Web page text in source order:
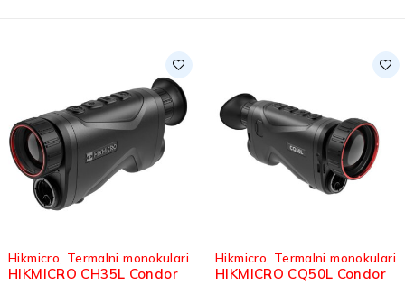
Hikmicro Termalni monokulari
HIKMICRO CH35L Condor
Hikmicro Termalni monokulari
HIKMICRO CQ50L Condor